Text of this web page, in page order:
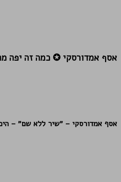
אסף אמדורסקי ✪ כמה זה יפה
אסף אמדורסקי – ״שיר ללא שם״ –